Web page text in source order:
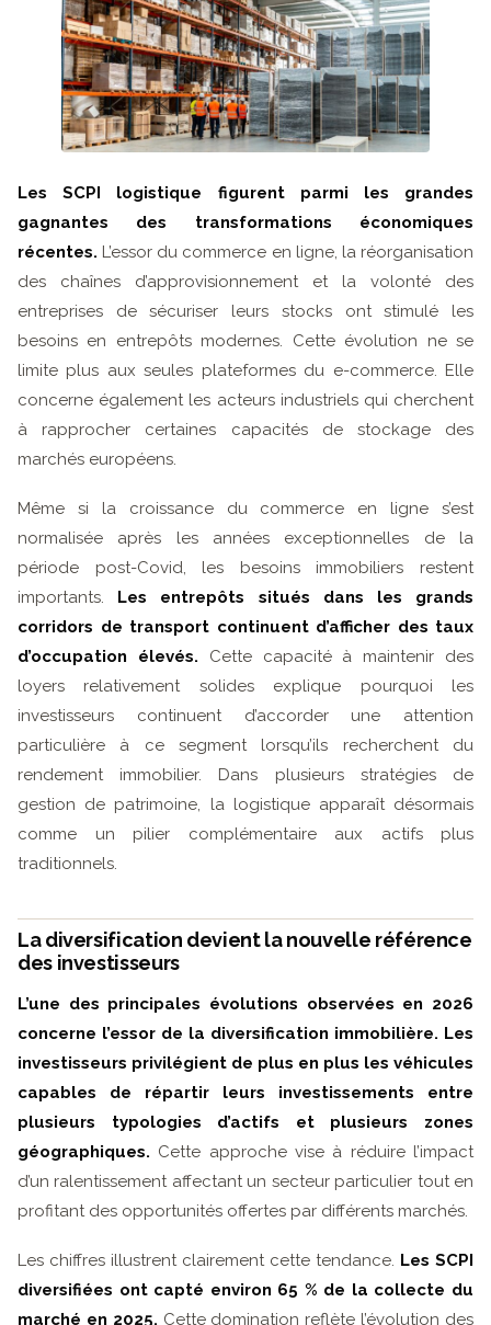
Les SCPI logistique figurent parmi les grandes
gagnantes des transformations économiques
récentes. L’essor du commerce en ligne, la réorganisation
des chaînes d’approvisionnement et la volonté des
entreprises de sécuriser leurs stocks ont stimulé les
besoins en entrepôts modernes. Cette évolution ne se
limite plus aux seules plateformes du e-commerce. Elle
concerne également les acteurs industriels qui cherchent
à rapprocher certaines capacités de stockage des
marchés européens.
Même si la croissance du commerce en ligne s’est
normalisée après les années exceptionnelles de la
période post-Covid, les besoins immobiliers restent
importants.
Les entrepôts situés dans les grands
corridors de transport continuent d’afficher des taux
d’occupation élevés. Cette capacité à maintenir des
loyers relativement solides explique pourquoi les
investisseurs continuent d’accorder une attention
particulière à ce segment lorsqu’ils recherchent du
rendement immobilier. Dans plusieurs stratégies de
gestion de patrimoine, la logistique apparaît désormais
comme un pilier complémentaire aux actifs plus
traditionnels.
La diversification devient la nouvelle référence
des investisseurs
L’une des principales évolutions observées en 2026
concerne l’essor de la diversification immobilière. Les
investisseurs privilégient de plus en plus les véhicules
capables de répartir leurs investissements entre
plusieurs typologies d’actifs et plusieurs zones
géographiques. Cette approche vise à réduire l’impact
d’un ralentissement affectant un secteur particulier tout en
profitant des opportunités offertes par différents marchés.
Les chiffres illustrent clairement cette tendance. Les SCPI
diversifiées ont capté environ 65 % de la collecte du
marché en 2025. Cette domination reflète l’évolution des